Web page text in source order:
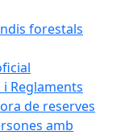
forestals
Reglaments
de reserves
amb